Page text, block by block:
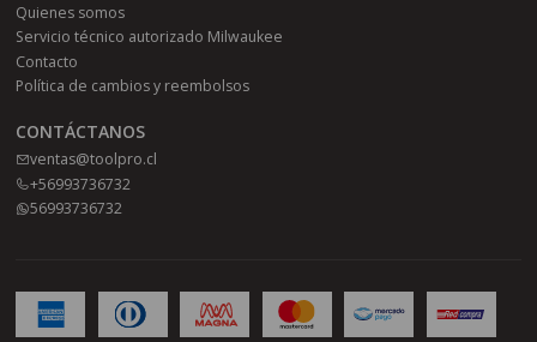
Quienes somos
Servicio técnico autorizado Milwaukee
Contacto
Política de cambios y reembolsos
CONTÁCTANOS
ventas@toolpro.cl
+56993736732
56993736732